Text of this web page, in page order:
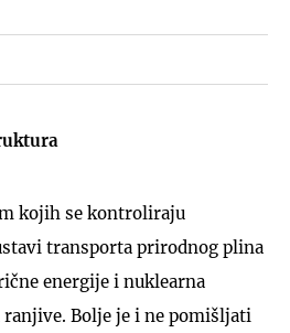
kojih se kontroliraju
transporta prirodnog plina
energije i nuklearna
Bolje je i ne pomišljati